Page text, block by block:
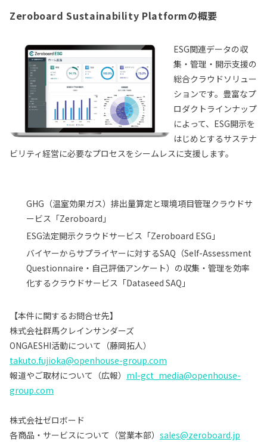
Zeroboard Sustainability Platformの概要
ESG関連データの収
集・管理・開示支援の
総合クラウドソリュー
ションです。豊富なプ
ロダクトラインナップ
によって、ESG開示を
はじめとするサステナ
ビリティ経営に必要なプロセスをシームレスに支援します。
GHG（温室効果ガス）排出量算定と環境項目管理クラウドサ
ービス「Zeroboard」
ESG法定開示クラウドサービス「Zeroboard ESG」
バイヤーからサプライヤーに対するSAQ（Self-Assessment
Questionnaire・自己評価アンケート）の収集・管理を効率
化するクラウドサービス「Dataseed SAQ」
【本件に関するお問合せ先】
株式会社群馬クレインサンダーズ
ONGAESHI活動について（藤岡拓人）
takuto.fujioka@openhouse-group.com
報道やご取材について（広報） ml-gct_media@openhouse-
group.com
株式会社ゼロボード
各商品・サービスについて（営業本部） sales@zeroboard.jp